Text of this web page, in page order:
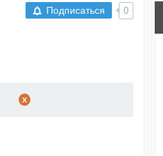
Подписаться 0
x